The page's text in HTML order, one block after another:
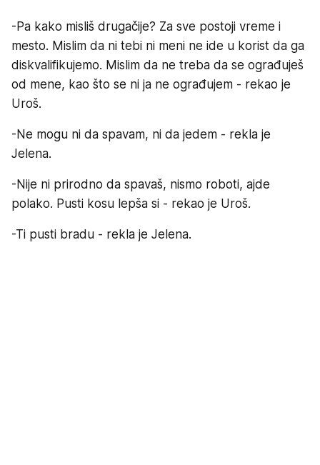
-Pa kako misliš drugačije? Za sve postoji vreme i
mesto. Mislim da ni tebi ni meni ne ide u korist da ga
diskvalifikujemo. Mislim da ne treba da se ograđuješ
od mene, kao što se ni ja ne ograđujem - rekao je
Uroš.
-Ne mogu ni da spavam, ni da jedem - rekla je
Jelena.
-Nije ni prirodno da spavaš, nismo roboti, ajde
polako. Pusti kosu lepša si - rekao je Uroš.
-Ti pusti bradu - rekla je Jelena.